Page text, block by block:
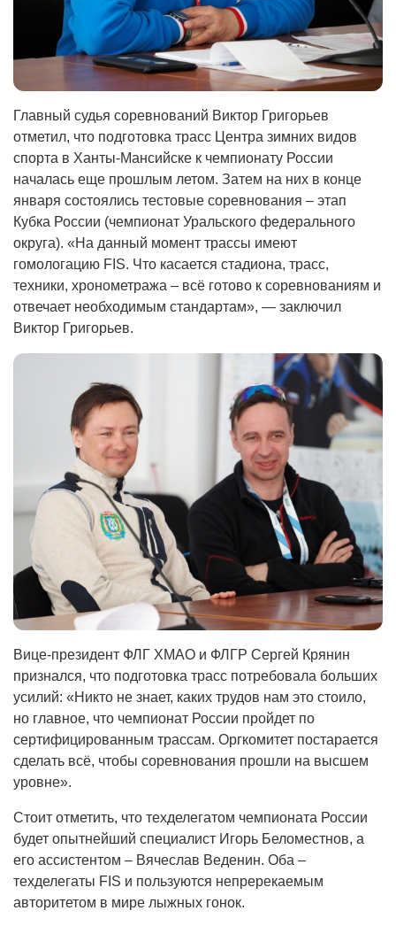
Главный судья соревнований Виктор Григорьев
отметил, что подготовка трасс Центра зимних видов
спорта в Ханты-Мансийске к чемпионату России
началась еще прошлым летом. Затем на них в конце
января состоялись тестовые соревнования – этап
Кубка России (чемпионат Уральского федерального
округа). «На данный момент трассы имеют
гомологацию FIS. Что касается стадиона, трасс,
техники, хронометража – всё готово к соревнованиям и
отвечает необходимым стандартам», — заключил
Виктор Григорьев.
Вице-президент ФЛГ ХМАО и ФЛГР Сергей Крянин
признался, что подготовка трасс потребовала больших
усилий: «Никто не знает, каких трудов нам это стоило,
но главное, что чемпионат России пройдет по
сертифицированным трассам. Оргкомитет постарается
сделать всё, чтобы соревнования прошли на высшем
уровне».
Стоит отметить, что техделегатом чемпионата России
будет опытнейший специалист Игорь Беломестнов, а
его ассистентом – Вячеслав Веденин. Оба –
техделегаты FIS и пользуются непререкаемым
авторитетом в мире лыжных гонок.